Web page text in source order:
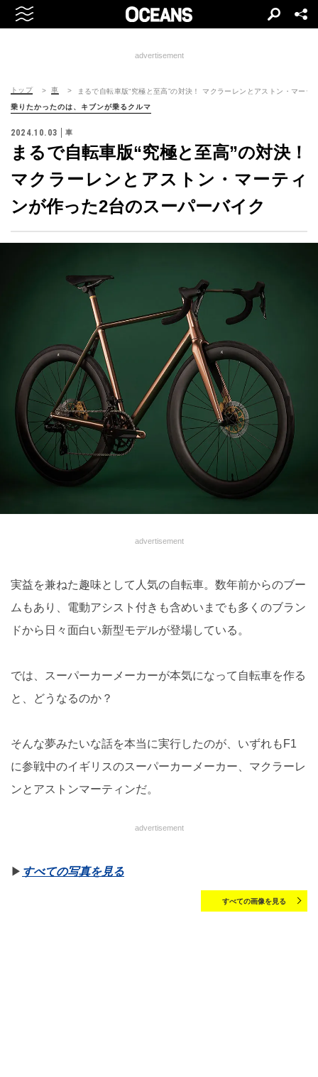
advertisement
トップ 車 まるで自転車版“究極と至高”の対決！ マクラーレンとアストン・マー
乗りたかったのは、キブンが乗るクルマ
2024.10.03 車
まるで自転車版“究極と至高”の対決！
マクラーレンとアストン・マーティ
ンが作った2台のスーパーバイク
advertisement
実益を兼ねた趣味として人気の自転車。数年前からのブー
ムもあり、電動アシスト付きも含めいまでも多くのブラン
ドから日々面白い新型モデルが登場している。
では、スーパーカーメーカーが本気になって自転車を作る
と、どうなるのか？
そんな夢みたいな話を本当に実行したのが、いずれもF1
に参戦中のイギリスのスーパーカーメーカー、マクラーレ
ンとアストンマーティンだ。
advertisement
▶︎ すべての写真を見る
すべての画像を見る